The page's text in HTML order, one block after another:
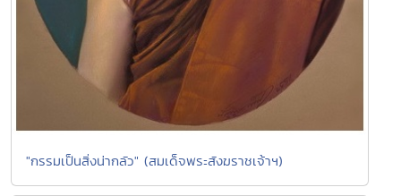
"กรรมเป็นสิ่งน่ากลัว" (สมเด็จพระสังฆราชเจ้าฯ)